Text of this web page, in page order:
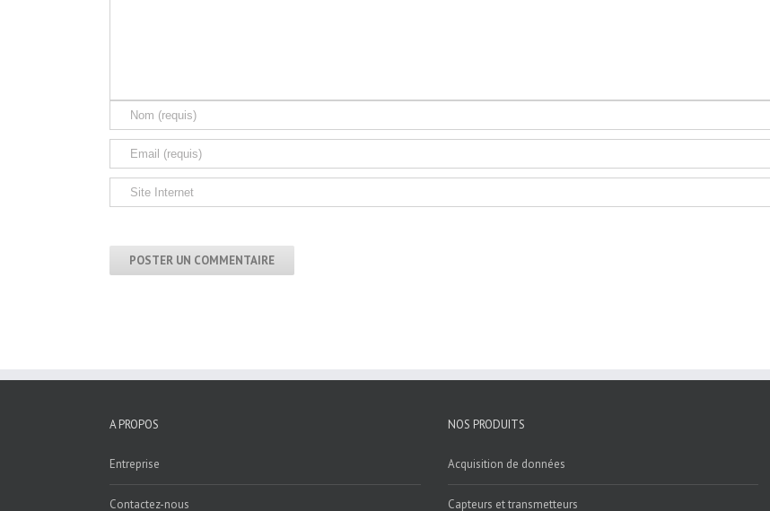
A PROPOS
Entreprise
Contactez-nous
NOS PRODUITS
Acquisition de données
Capteurs et transmetteurs